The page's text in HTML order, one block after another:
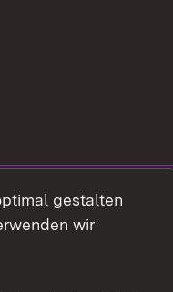
gestalten
wir